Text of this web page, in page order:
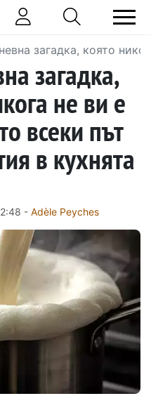
загадка, която
загадка,
не ви е
всеки път
в кухнята
- Adèle Peyches